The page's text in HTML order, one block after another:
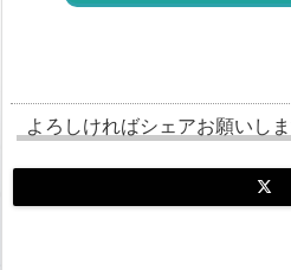
よろしければシェアお願いし